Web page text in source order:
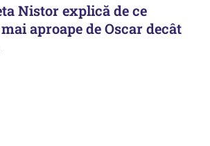
Nistor explică de ce
aproape de Oscar decât